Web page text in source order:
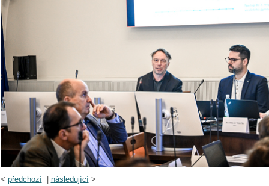
< předchozí| následující>